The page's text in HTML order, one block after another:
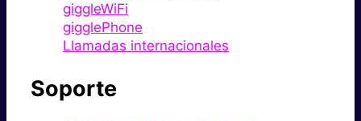
giggleWiFi
gigglePhone
Llamadas internacionales
Soporte